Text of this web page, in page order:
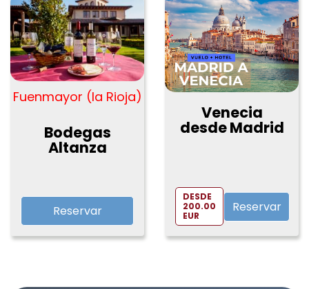
Fuenmayor (la Rioja)
Bodegas
Altanza
Reservar
Venecia
desde Madrid
DESDE
200.00
EUR
Reservar